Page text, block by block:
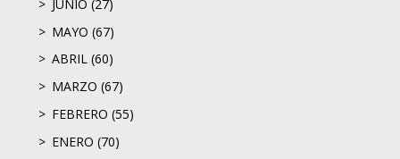
JUNIO (27)
MAYO (67)
ABRIL (60)
MARZO (67)
FEBRERO (55)
ENERO (70)